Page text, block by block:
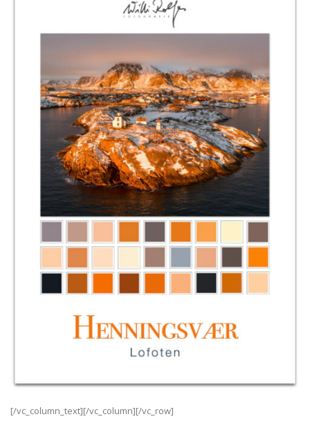
[/vc_column_text][/vc_column][/vc_row]